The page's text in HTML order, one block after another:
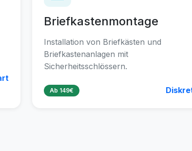
Briefkastenmontage
Installation von Briefkästen und
Briefkastenanlagen mit
Sicherheitsschlössern.
Ab 149€